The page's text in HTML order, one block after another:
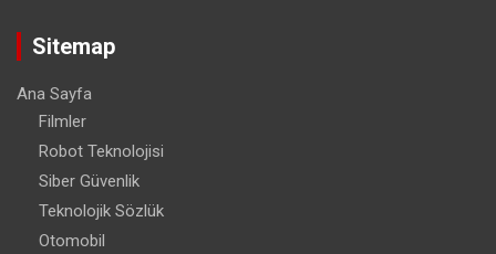
Sitemap
Ana Sayfa
Filmler
Robot Teknolojisi
Siber Güvenlik
Teknolojik Sözlük
Otomobil